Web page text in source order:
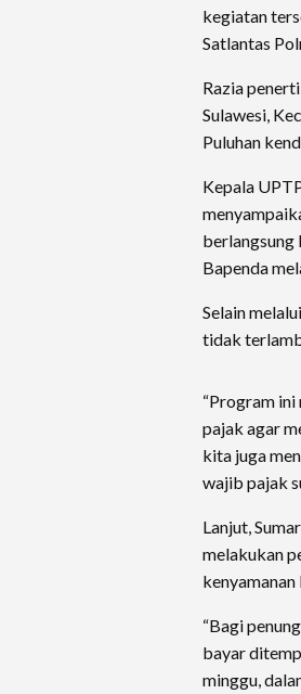
kegiatan
Satlantas
Razia
Sulawesi,
Puluhan
Kepala
berlangsung
Bapenda
Selain
tidak
“Program
pajak agar
kita juga
wajib pajak
Lanjut,
melakukan
kenyamanan
“Bagi
bayar
minggu,